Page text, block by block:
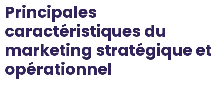
Principales
caractéristiques du
marketing stratégique et
opérationnel